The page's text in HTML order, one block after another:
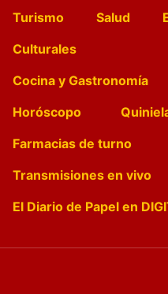
Turismo
Salud
Culturales
Cocina y Gastronomía
Horóscopo
Farmacias de turno
Transmisiones en vivo
El Diario de Papel en